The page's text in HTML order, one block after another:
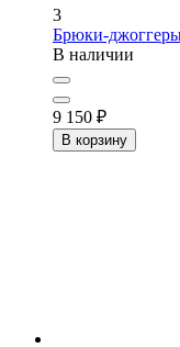
3
Брюки-
В наличии
9 150 ₽
В корзину